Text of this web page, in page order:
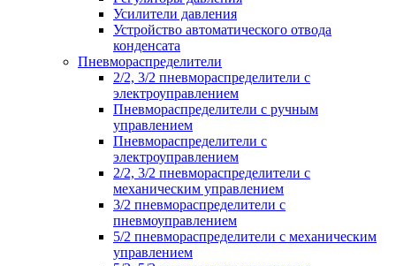
Усилители давления
Устройство автоматического отвода
конденсата
Пневмораспределители
2/2, 3/2 пневмораспределители с
электроуправлением
Пневмораспределители с ручным
управлением
Пневмораспределители с
электроуправлением
2/2, 3/2 пневмораспределители с
механическим управлением
3/2 пневмораспределители с
пневмоуправлением
5/2 пневмораспределители с механическим
управлением